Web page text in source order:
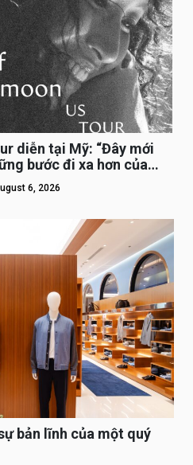
diễn tại Mỹ: “Đây mới
bước đi xa hơn của
6, 2026
bản lĩnh của một quý